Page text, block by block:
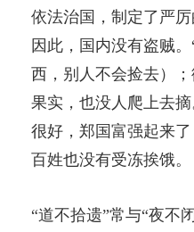
依法治国，制定了严
因此，国内没有盗贼
西，别人不会捡去）
果实，也没人爬上去
很好，郑国富强起来
百姓也没有受冻挨饿。
“道不拾遗”常与“夜不